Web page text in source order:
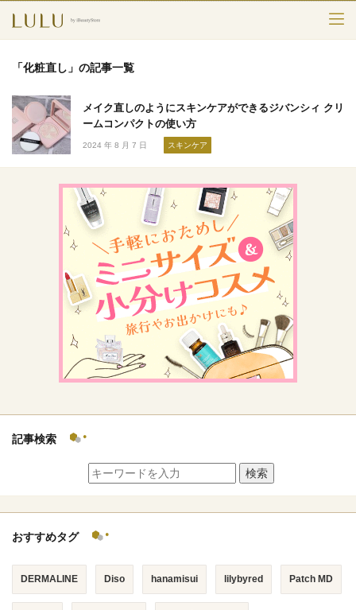
スキンケア
メークアップ
エイジングケア
フレグランス
ボディ＆ヘア
ライフスタイル
検索
「化粧直し」の記事一覧
メイク直しのようにスキンケアができるジバンシィ クリ
ームコンパクトの使い方
2024 年 8 月 7 日 スキンケア
記事検索
検索
おすすめタグ
DERMALINE Diso hanamisui lilybyred Patch MD